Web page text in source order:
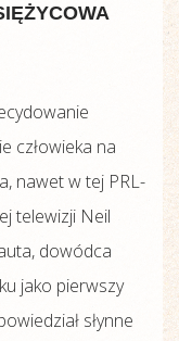
człowieka na
nawet w tej PRL-
telewizji Neil
dowódca
jako pierwszy
słynne